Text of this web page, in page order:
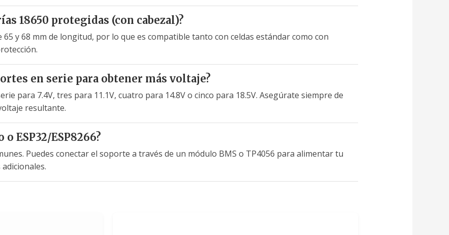
18650 protegidas (con cabezal)?
y 68 mm de longitud, por lo que es compatible tanto con celdas estándar como con
en serie para obtener más voltaje?
para 7.4V, tres para 11.1V, cuatro para 14.8V o cinco para 18.5V. Asegúrate siempre de
resultante.
ESP32/ESP8266?
Puedes conectar el soporte a través de un módulo BMS o TP4056 para alimentar tu